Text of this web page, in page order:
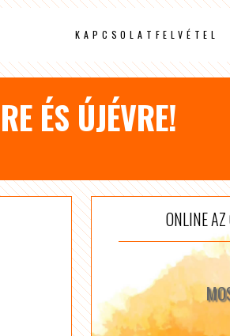
KAPCSOLATFELVÉTEL
ÉS ÚJÉVRE!
ONLINE